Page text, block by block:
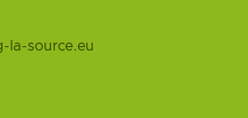
la-source.eu